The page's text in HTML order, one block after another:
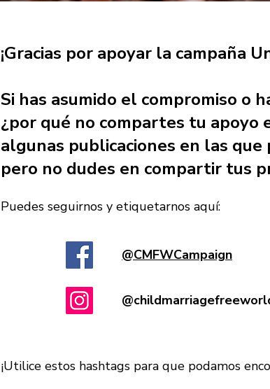
¡Gracias por apoyar la campaña
Si has asumido el compromiso o
¿por qué no compartes tu apoyo
algunas publicaciones en las
pero no dudes en compartir tus
Puedes seguirnos y etiquetarnos aquí:
@CMFWCampaign
¡Utilice estos hashtags para que podamos